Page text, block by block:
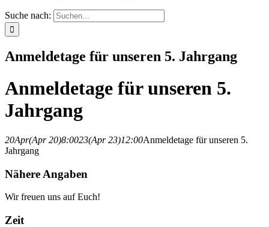
Suche nach:
Anmeldetage für unseren 5. Jahrgang
Anmeldetage für unseren 5.
Jahrgang
20Apr(Apr 20)8:0023(Apr 23)12:00Anmeldetage für unseren 5.
Jahrgang
Nähere Angaben
Wir freuen uns auf Euch!
Zeit